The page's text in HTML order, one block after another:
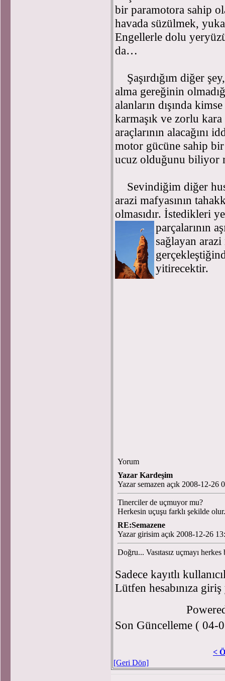
bir paramotora sahip
havada süzülmek,
Engellerle dolu
da…
Şaşırdığım diğer
alma gereğinin
alanların dışında
karmaşık ve zorlu
araçlarının alacağını
motor gücüne sahip
ucuz olduğunu biliyor
Sevindiğim diğer
arazi mafyasının
olmasıdır. İstedikleri
parçalarının
sağlayan
Yorum
Yazar Kardeşim
Yazar semazen açık 2008-12-26
Tinerciler de uçmuyor mu?
Herkesin uçuşu farklı şekilde olur.
RE:Semazene
Yazar girisim açık 2008-12-26
Doğru... Vasıtasız uçmayı
Sadece kayıtlı
Lütfen hesabınıza
Son Güncelleme ( 04-
<
[Geri Dön]